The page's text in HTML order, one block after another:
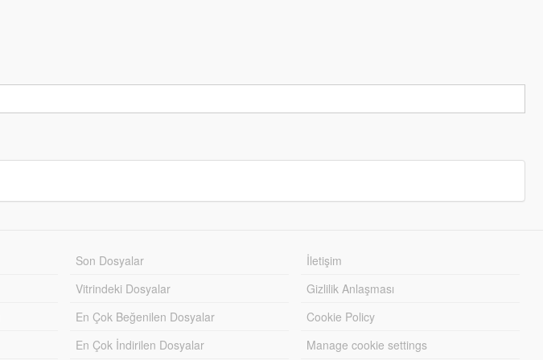
Son Dosyalar
Vitrindeki Dosyalar
En Çok Beğenilen Dosyalar
En Çok İndirilen Dosyalar
İletişim
Gizlilik Anlaşması
Cookie Policy
Manage cookie settings